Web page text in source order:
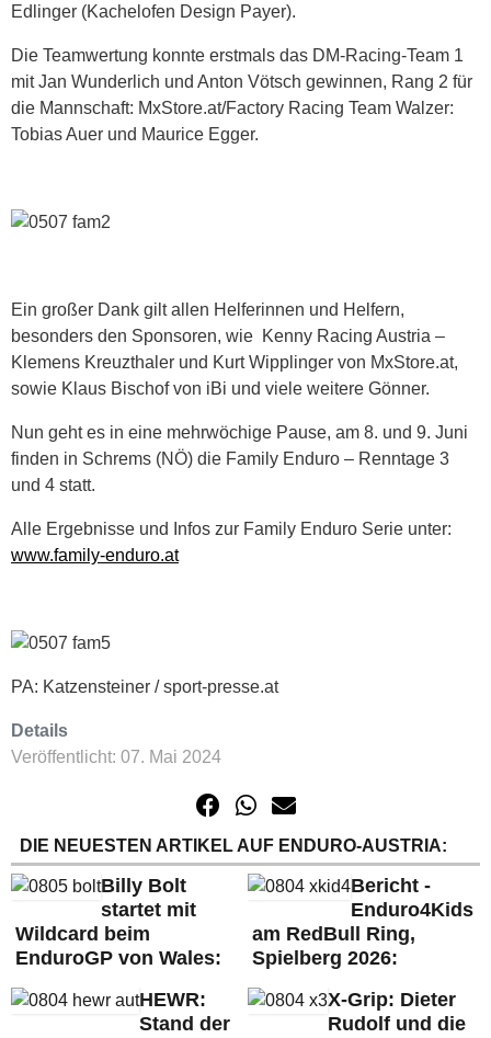
Edlinger (Kachelofen Design Payer).
Die Teamwertung konnte erstmals das DM-Racing-Team 1
mit Jan Wunderlich und Anton Vötsch gewinnen, Rang 2 für
die Mannschaft: MxStore.at/Factory Racing Team Walzer:
Tobias Auer und Maurice Egger.
Ein großer Dank gilt allen Helferinnen und Helfern,
besonders den Sponsoren, wie Kenny Racing Austria –
Klemens Kreuzthaler und Kurt Wipplinger von MxStore.at,
sowie Klaus Bischof von iBi und viele weitere Gönner.
Nun geht es in eine mehrwöchige Pause, am 8. und 9. Juni
finden in Schrems (NÖ) die Family Enduro – Renntage 3
und 4 statt.
Alle Ergebnisse und Infos zur Family Enduro Serie unter:
www.family-enduro.at
PA: Katzensteiner / sport-presse.at
Details
Veröffentlicht: 07. Mai 2024
DIE NEUESTEN ARTIKEL AUF ENDURO-AUSTRIA:
Billy Bolt
startet mit
Wildcard beim
EnduroGP von Wales:
Bericht -
Enduro4Kids
am RedBull Ring,
Spielberg 2026:
HEWR:
Stand der
X-Grip: Dieter
Rudolf und die